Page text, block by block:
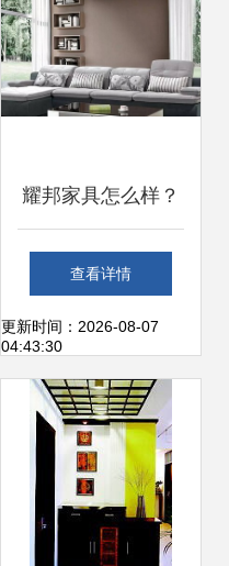
耀邦家具怎么样？
专注品质与设计，
打造理想家居体验
查看详情
更新时间：2026-08-07
04:43:30